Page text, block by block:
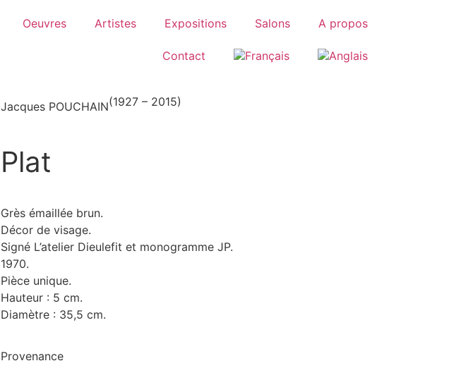
Oeuvres Artistes Expositions Salons A propos
Contact
Jacques POUCHAIN(1927 – 2015)
Plat
Grès émaillée brun.
Décor de visage.
Signé L’atelier Dieulefit et monogramme JP.
1970.
Pièce unique.
Hauteur : 5 cm.
Diamètre : 35,5 cm.
Provenance